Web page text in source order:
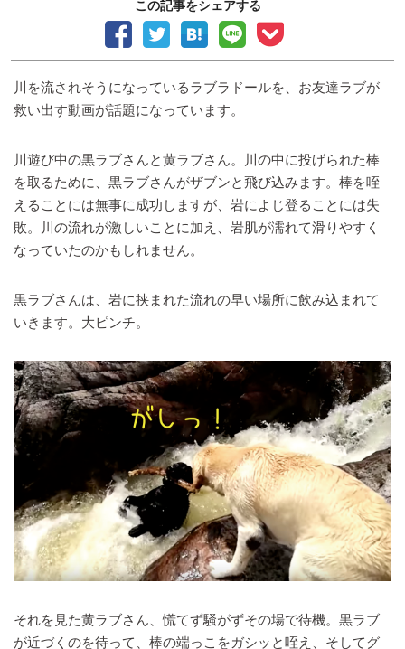
この記事をシェアする
川を流されそうになっているラブラドールを、お友達ラブが
救い出す動画が話題になっています。
川遊び中の黒ラブさんと黄ラブさん。川の中に投げられた棒
を取るために、黒ラブさんがザブンと飛び込みます。棒を咥
えることには無事に成功しますが、岩によじ登ることには失
敗。川の流れが激しいことに加え、岩肌が濡れて滑りやすく
なっていたのかもしれません。
黒ラブさんは、岩に挟まれた流れの早い場所に飲み込まれて
いきます。大ピンチ。
それを見た黄ラブさん、慌てず騒がずその場で待機。黒ラブ
が近づくのを待って、棒の端っこをガシッと咥え、そしてグ